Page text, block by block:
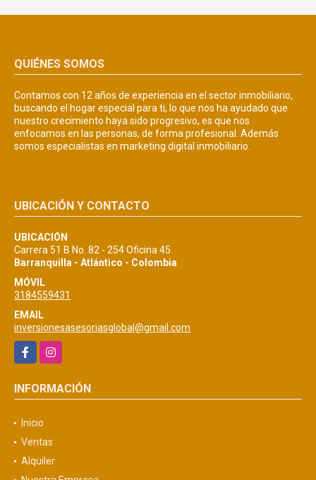
QUIÉNES SOMOS
Contamos con 12 años de experiencia en el sector inmobiliario,
buscando el hogar especial para ti, lo que nos ha ayudado que
nuestro crecimiento haya sido progresivo, es que nos
enfocamos en las personas, de forma profesional. Además
somos especialistas en marketing digital inmobiliario.
UBICACIÓN Y CONTACTO
UBICACIÓN
Carrera 51 B No. 82 - 254 Oficina 45
Barranquilla - Atlántico - Colombia
MÓVIL
3184559431
EMAIL
inversionesasesoriasglobal@gmail.com
FacebookInstagram
INFORMACIÓN
Inicio
Ventas
Alquiler